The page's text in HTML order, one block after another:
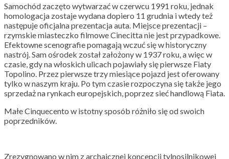
Samochód zaczęto wytwarzać w czerwcu 1991 roku, jednak
homologacja zostaje wydana dopiero 11 grudnia i wtedy też
następuje oficjalna prezentacja auta. Miejsce prezentacji –
rzymskie miasteczko filmowe Cinecitta nie jest przypadkowe.
Efektowne scenografie pomagają wczuć się w historyczny
nastrój. Sam ośrodek został założony w 1937 roku, a więc w
czasie, gdy na włoskich ulicach pojawiały się pierwsze Fiaty
Topolino. Przez pierwsze trzy miesiące pojazd jest oferowany
tylko w naszym kraju. Po tym czasie rozpoczyna się także jego
sprzedaż na rynkach europejskich, poprzez sieć handlową Fiata.
Małe Cinquecento w istotny sposób różniło się od swoich
poprzedników.
Zrezygnowano w nim z archaicznej koncepcji tylnosilnikowej